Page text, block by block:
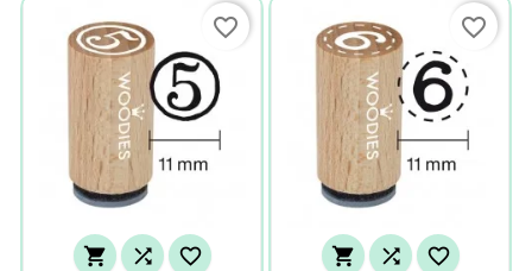
  
favorite_border
  
favorite_border